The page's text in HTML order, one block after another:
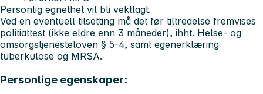
Personlig egnethet vil bli vektlagt.
Ved en eventuell tilsetting må det før tiltredelse fremvises
politiattest (ikke eldre enn 3 måneder), ihht. Helse- og
omsorgstjenesteloven § 5-4, samt egenerklæring
tuberkulose og MRSA.
Personlige egenskaper: